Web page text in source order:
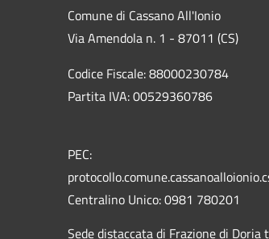
Comune di Cassano All'Ionio
Via Amendola n. 1 - 87011 (CS)
Codice Fiscale: 88000230784
Partita IVA: 00529360786
PEC:
Centralino Unico: 0981 780201
Sede distaccata di Frazione di Doria